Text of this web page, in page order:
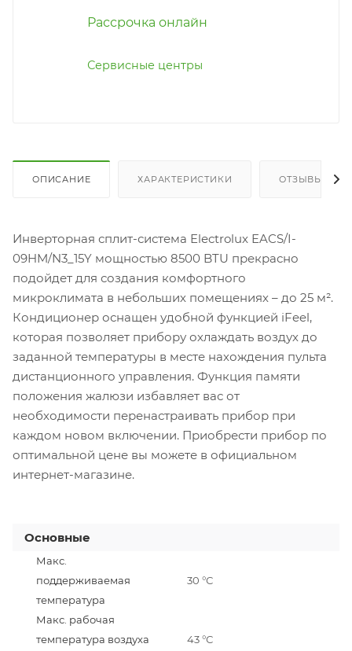
Рассрочка онлайн
Сервисные центры
ОПИСАНИЕ ХАРАКТЕРИСТИКИ ОТЗЫВЫ
Инверторная сплит-система Electrolux EACS/I-
09HM/N3_15Y мощностью 8500 BTU прекрасно
подойдет для создания комфортного
микроклимата в небольших помещениях – до 25 м².
Кондиционер оснащен удобной функцией iFeel,
которая позволяет прибору охлаждать воздух до
заданной температуры в месте нахождения пульта
дистанционного управления. Функция памяти
положения жалюзи избавляет вас от
необходимости перенастраивать прибор при
каждом новом включении. Приобрести прибор по
оптимальной цене вы можете в официальном
интернет-магазине.
Основные
Макс.
поддерживаемая
температура
30 °С
Макс. рабочая
температура воздуха
43 °С